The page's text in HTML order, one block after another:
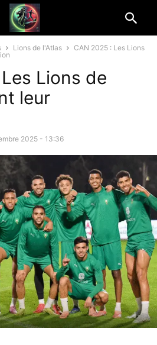
Lions de l'Atlas
CAN 2025 : Les Lions
Lions de
leur
2025 - 13:36